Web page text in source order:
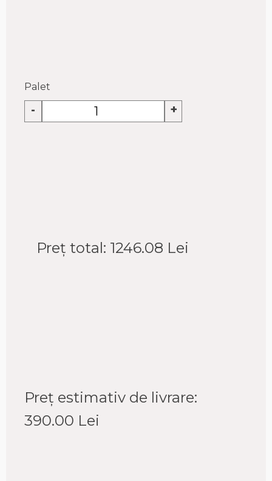
Palet
- +
Preț total: 1246.08 Lei
Preț estimativ de livrare:
390.00 Lei